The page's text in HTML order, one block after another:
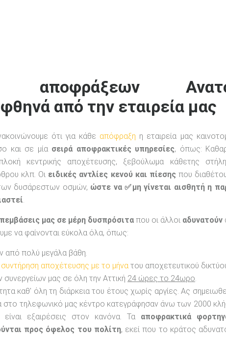
αποφράξεων
από την εταιρεία μας
ότι για κάθε απόφραξη η εταιρεία μας
και σε μία σειρά αποφρακτικές υπηρεσίες, όπως:
κεντρικής αποχέτευσης, ξεβούλωμα κάθετης
κλπ. Οι ειδικές αντλίες κενού και πίεσης που
δυσάρεστων οσμών, ώστε να ✅μη γίνεται αισθητή η
μας σε μέρη δυσπρόσιτα που οι άλλοι αδυνατούν
να φαίνονται εύκολα όλα, όπως:
από πολύ μεγάλα βάθη.
συντήρηση αποχέτευσης με το μήνα του αποχετευτικού
μας σε όλη την Αττική 24 ώρες το 24ωρο
καθ' όλη τη διάρκεια του έτους χωρίς αργίες. Ας
στο τηλεφωνικό μας κέντρο κατεγράφησαν άνω των 2000
είναι εξαιρέσεις στον κανόνα. Τα αποφρακτικά
προς όφελος του πολίτη, εκεί που το κράτος